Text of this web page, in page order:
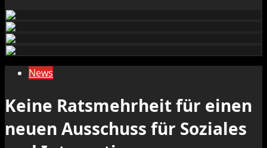
News
Keine Ratsmehrheit für einen
neuen Ausschuss für Soziales